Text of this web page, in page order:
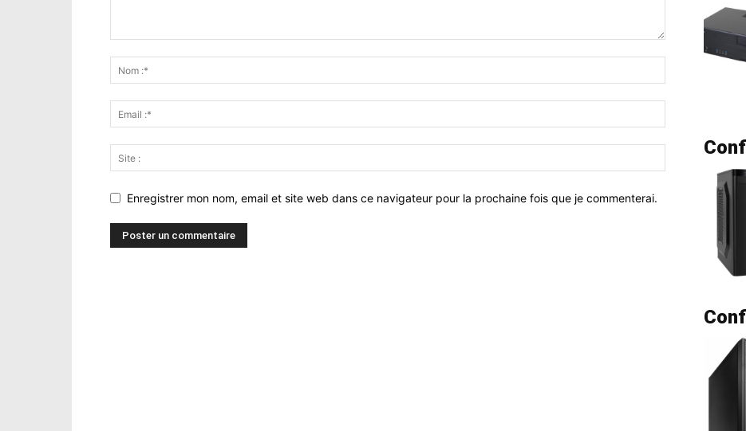
Enregistrer mon nom, email et site web dans ce navigateur pour la prochaine fois que je commenterai.